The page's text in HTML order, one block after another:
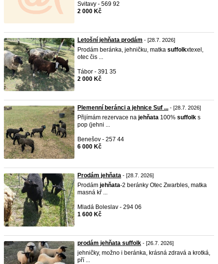
Svitavy - 569 92
2 000 Kč
Letošní jehňata prodám - [28.7. 2026]
Prodám beránka, jehničku, matka suffolkxtexel,
otec čis ...
Tábor - 391 35
2 000 Kč
Plemenní beránci a jehnice Suf ... - [28.7. 2026]
Přijímám rezervace na jehňata 100% suffolk s
pop (jehni ...
Benešov - 257 44
6 000 Kč
Prodám jehňata - [28.7. 2026]
Prodám jehňata-2 beránky Otec Zwarbles, matka
masná kř ...
Mladá Boleslav - 294 06
1 600 Kč
prodám jehňata suffolk - [26.7. 2026]
jehničky, možno i beránka, krásná zdravá a krotká,
pří ...